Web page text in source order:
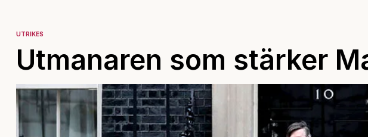
UTRIKES
Utmanaren som stärker